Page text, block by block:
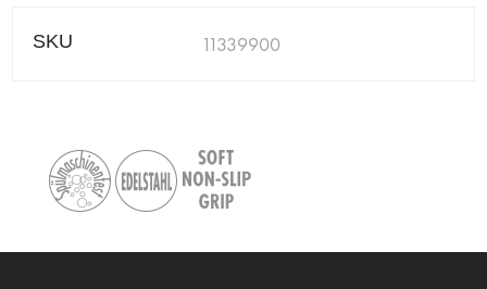
SKU 11339900